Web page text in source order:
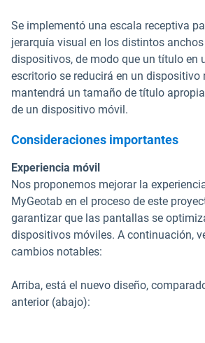
Se implementó una escala receptiva
jerarquía visual en los distintos
dispositivos, de modo que un título en
escritorio se reducirá en un dispositivo
mantendrá un tamaño de título
de un dispositivo móvil.
Consideraciones importantes
Experiencia móvil
Nos proponemos mejorar la
MyGeotab en el proceso de este
garantizar que las pantallas se
dispositivos móviles. A continuación,
cambios notables:
Arriba, está el nuevo diseño,
anterior (abajo):